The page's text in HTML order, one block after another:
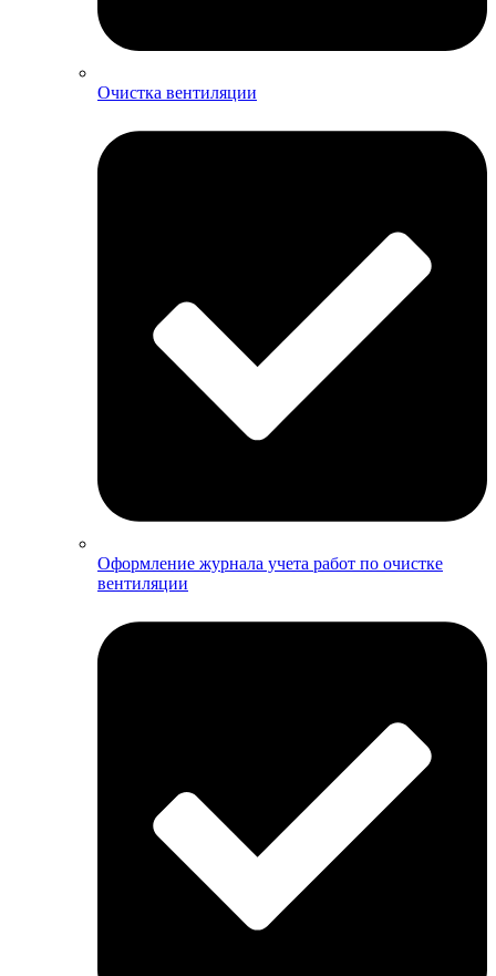
Очистка вентиляции
Оформление журнала учета работ по очистке
вентиляции